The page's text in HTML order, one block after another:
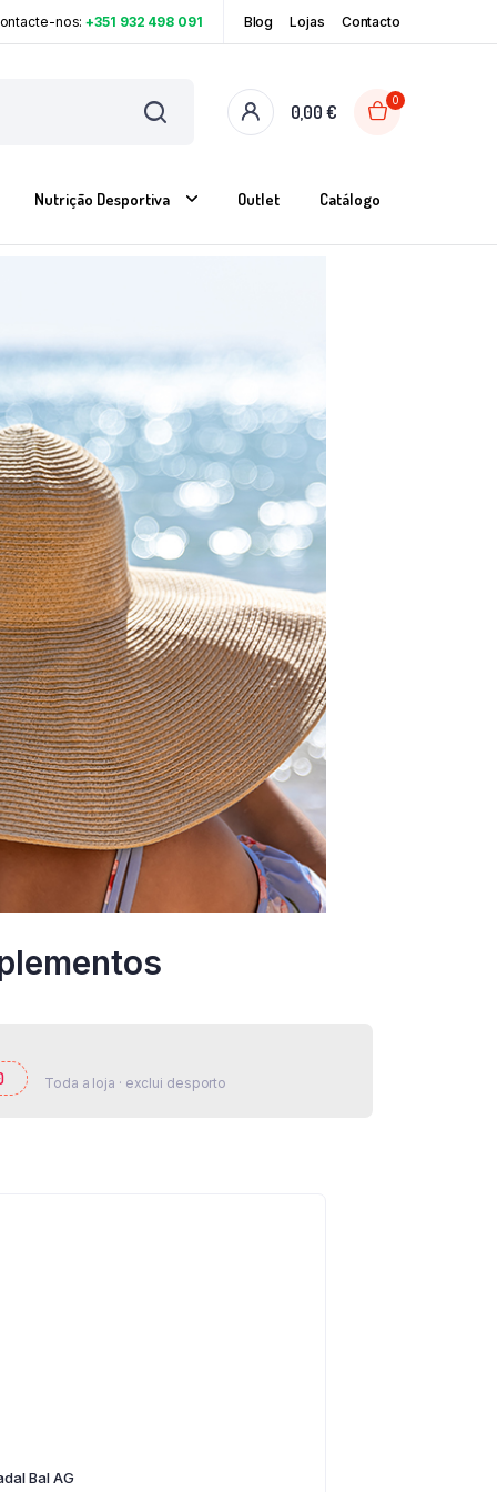
nos:+351 932 498 091 Blog Lojas Contacto
0,00€
0
Nutrição Desportiva Outlet Catálogo
Toda a loja · exclui desporto
Bal AG